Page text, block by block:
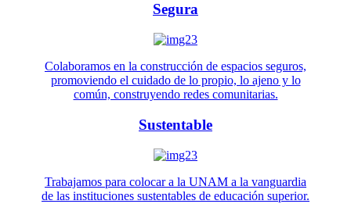
Segura
Colaboramos en la construcción de espacios seguros,
promoviendo el cuidado de lo propio, lo ajeno y lo
común, construyendo redes comunitarias.
Sustentable
Trabajamos para colocar a la UNAM a la vanguardia
de las instituciones sustentables de educación superior.